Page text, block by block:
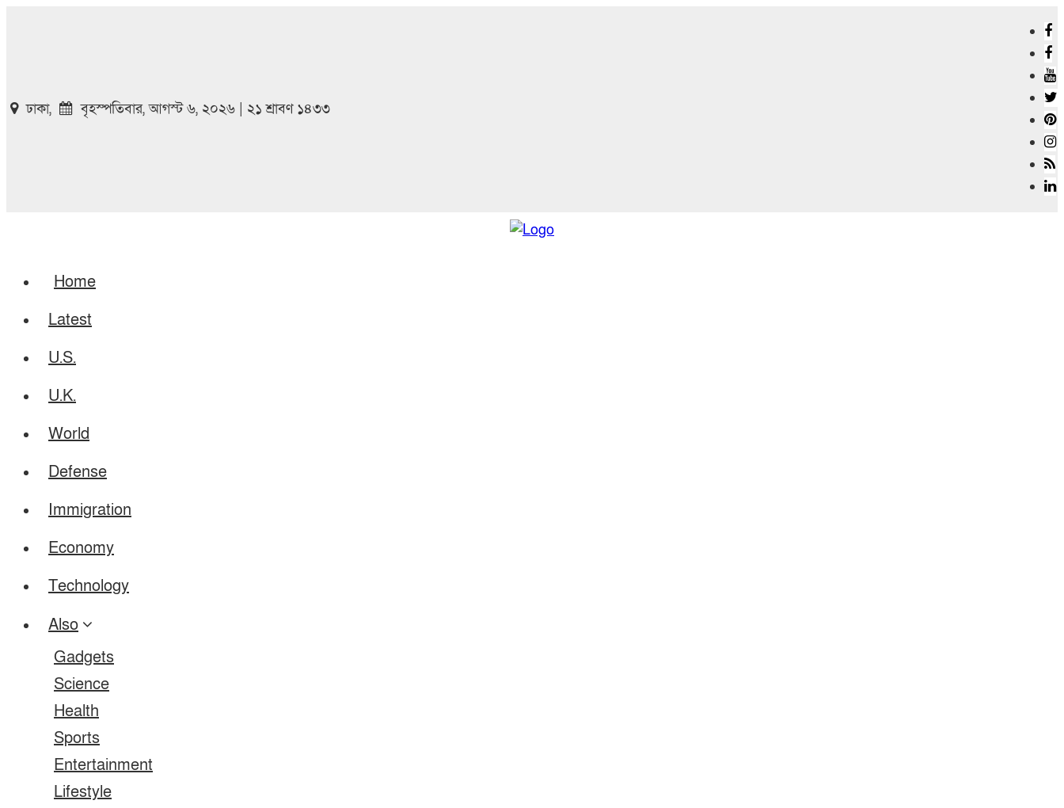
ঢাকা, বৃহস্পতিবার, আগস্ট ৬, ২০২৬ | ২১ শ্রাবণ ১৪৩৩
Home
Latest
U.S.
U.K.
World
Defense
Immigration
Economy
Technology
Also
Gadgets
Science
Health
Sports
Entertainment
Lifestyle